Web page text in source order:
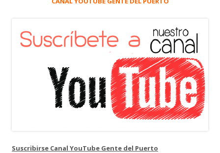
Suscribirse Canal YouTube Gente del Puerto